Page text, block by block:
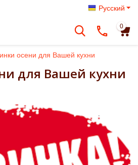
Русский
0
осени для Вашей кухни
для Вашей кухни